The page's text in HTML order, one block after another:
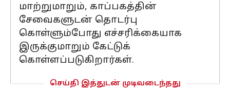
மாற்றுமாறும், காப்பகத்தின்
சேவைகளுடன் தொடர்பு
கொள்ளும்போது எச்சரிக்கையாக
இருக்குமாறும் கேட்டுக்
கொள்ளப்படுகிறார்கள்.
செய்தி இத்துடன் முடிவடைந்தது